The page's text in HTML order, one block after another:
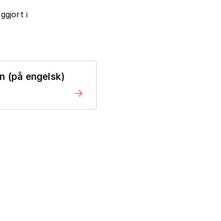
i
(på engelsk)